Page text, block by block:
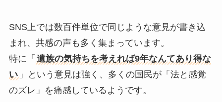
SNS上では数百件単位で同じような意見が書き込
まれ、共感の声も多く集まっています。
特に「 遺族の気持ちを考えれば9年なんてあり得な
い 」という意見は強く、多くの国民が「法と感覚
のズレ」を痛感しているようです。